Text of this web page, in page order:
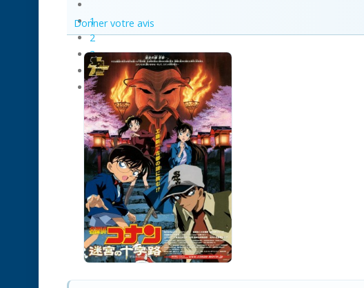
1
2
3
4
5
Donner votre avis